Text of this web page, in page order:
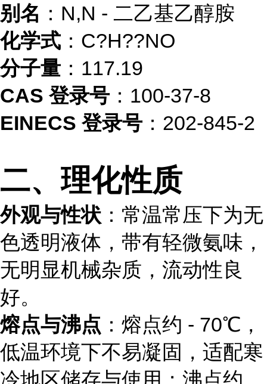
别名 ：N,N - 二乙基乙醇胺
化学式 ：C?H??NO
分子量 ：117.19
CAS 登录号 ：100-37-8
EINECS 登录号 ：202-845-2
二、理化性质
外观与性状 ：常温常压下为无
色透明液体，带有轻微氨味，
无明显机械杂质，流动性良
好。
熔点与沸点 ：熔点约 - 70℃，
低温环境下不易凝固，适配寒
冷地区储存与使用；沸点约